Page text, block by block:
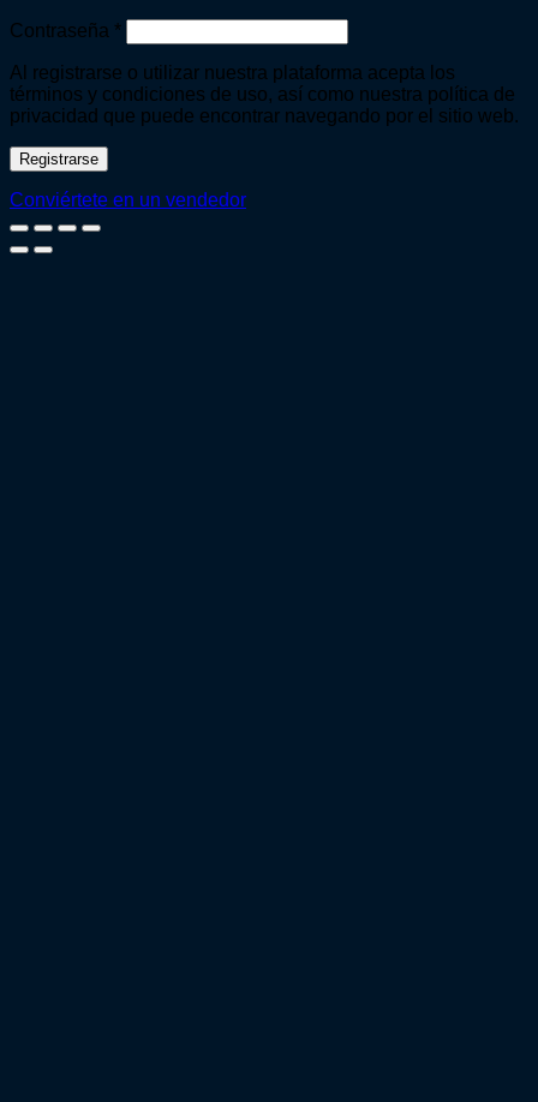
Contraseña *Obligatorio
Al registrarse o utilizar nuestra plataforma acepta los
términos y condiciones de uso, así como nuestra política de
privacidad que puede encontrar navegando por el sitio web.
Registrarse
Conviértete en un vendedor